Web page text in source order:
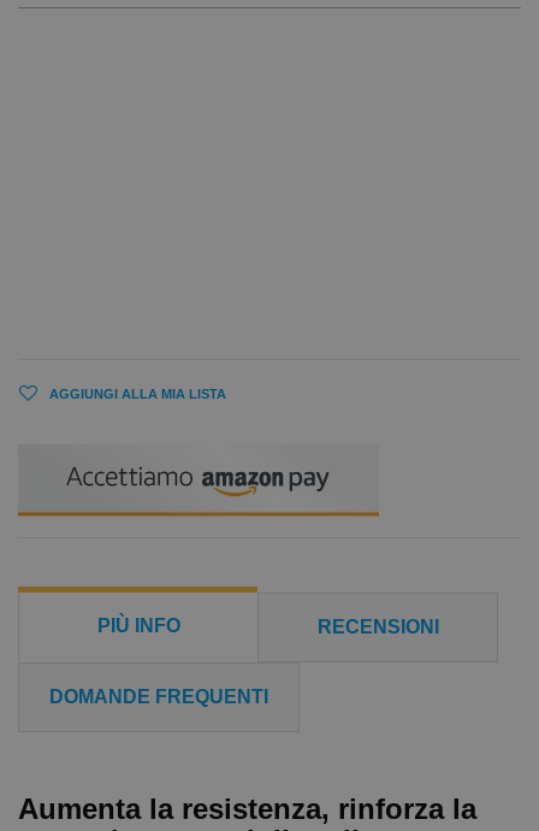
AGGIUNGI ALLA MIA LISTA
PIÙ INFO RECENSIONI
DOMANDE FREQUENTI
Aumenta la resistenza, rinforza la